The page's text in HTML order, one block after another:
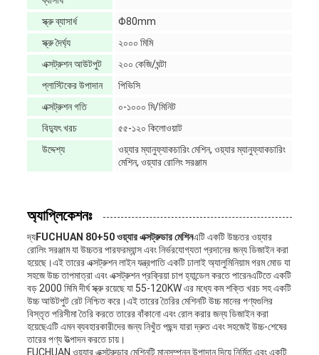
স্ক্রু ব্যাসার্ধ
Φ80mm
স্ক্রু দৈর্ঘ্য
২০০০ মিমি
এক্সট্রুশন আউটপুট
২০০ কেজি/ঘন্টা
প্লাস্টিকের উপাদান
পিভিসি
এক্সট্রুশন গতি
০-১০০০ মি/মিনিট
বিদ্যুৎ খরচ
৫৫-১২০ কিলোওয়াট
উদ্দেশ্য
ওয়্যার ম্যানুফ্যাকচারিং মেশিন, ওয়্যার ম্যানুফ্যাকচারিং
মেশিন, ওয়্যার রোলিং সরঞ্জাম
অ্যাপ্লিকেশনঃ
দ্যFUCHUAN 80+50 ওয়্যার এক্সট্রুডার মেশিনএটি একটি উচ্চতর ওয়্যার
রোলিং সরঞ্জাম যা উচ্চতর পারফরম্যান্স এবং নির্ভরযোগ্যতা প্রদানের জন্য ডিজাইন করা
হয়েছে।এই তারের এক্সট্রুশন লাইন যন্ত্রপাতি একটি ঢালাই অ্যালুমিনিয়াম গরম মোড যা
সহজে উচ্চ তাপমাত্রা এবং এক্সট্রুশন প্রক্রিয়া চাপ হ্যান্ডেল করতে পারেনএটিতে একটি
বড় 2000 মিমি দীর্ঘ স্ক্রু রয়েছে যা 55-120KW এর মধ্যে কম শক্তি খরচ সহ একটি
উচ্চ আউটপুট রেট নিশ্চিত করে।এই তারের তৈরির মেশিনটি উচ্চ মানের পণ্যগুলির
বিস্তৃত পরিসীমা তৈরি করতে তারের বাঁকানো এবং রোল করার জন্য ডিজাইন করা
হয়েছেএটি এমন ব্যবহারকারীদের জন্য নিখুঁত পছন্দ যারা দ্রুত এবং সহজেই উচ্চ-শেষের
তারের পণ্য উত্পাদন করতে চায়।
FUCHUAN ওয়্যার এক্সট্রুডার মেশিনটি মানসম্পন্ন উপাদান দিয়ে নির্মিত এবং একটি